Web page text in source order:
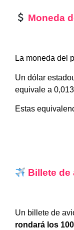
Moneda
La moneda del
Un dólar
equivale a
Estas
Billete de
Un billete de
rondará los